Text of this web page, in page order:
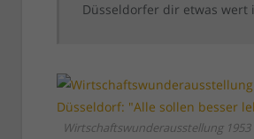
Düsseldorfer dir etwas wert
Wirtschaftswunderausstellung